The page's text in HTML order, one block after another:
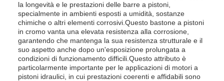
la longevità e le prestazioni delle barre a pistoni,
specialmente in ambienti esposti a umidità, sostanze
chimiche o altri elementi corrosivi.Questo bastone a pistoni
in cromo vanta una elevata resistenza alla corrosione,
garantendo che mantenga la sua resistenza strutturale e il
suo aspetto anche dopo un'esposizione prolungata a
condizioni di funzionamento difficili.Questo attributo è
particolarmente importante per le applicazioni di motori a
pistoni idraulici, in cui prestazioni coerenti e affidabili sono